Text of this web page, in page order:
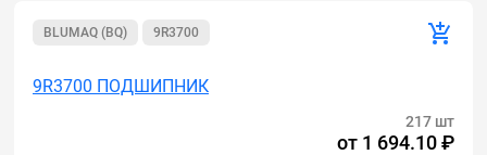
BLUMAQ (BQ) 9R3700
9R3700 ПОДШИПНИК
217 шт
от 1 694.10 ₽